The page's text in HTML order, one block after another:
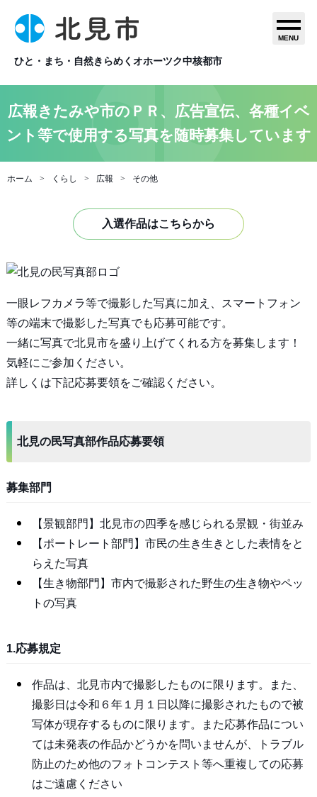
ひと・まち・自然きらめくオホーツク中核都市
MENU
広報きたみや市のＰＲ、広告宣伝、各種イベ
ント等で使用する写真を随時募集しています
ホーム くらし 広報 その他
入選作品はこちらから
一眼レフカメラ等で撮影した写真に加え、スマートフォン
等の端末で撮影した写真でも応募可能です。
一緒に写真で北見市を盛り上げてくれる方を募集します！
気軽にご参加ください。
詳しくは下記応募要領をご確認ください。
北見の民写真部作品応募要領
募集部門
【景観部門】北見市の四季を感じられる景観・街並み
【ポートレート部門】市民の生き生きとした表情をと
らえた写真
【生き物部門】市内で撮影された野生の生き物やペッ
トの写真
1.応募規定
作品は、北見市内で撮影したものに限ります。また、
撮影日は令和６年１月１日以降に撮影されたもので被
写体が現存するものに限ります。また応募作品につい
ては未発表の作品かどうかを問いませんが、トラブル
防止のため他のフォトコンテスト等へ重複しての応募
はご遠慮ください